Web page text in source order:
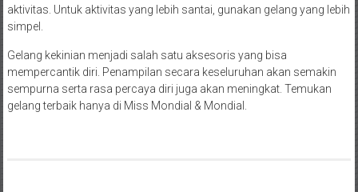
aktivitas. Untuk aktivitas yang lebih santai, gunakan gelang yang lebih
simpel.
Gelang kekinian menjadi salah satu aksesoris yang bisa
mempercantik diri. Penampilan secara keseluruhan akan semakin
sempurna serta rasa percaya diri juga akan meningkat. Temukan
gelang terbaik hanya di Miss Mondial & Mondial.